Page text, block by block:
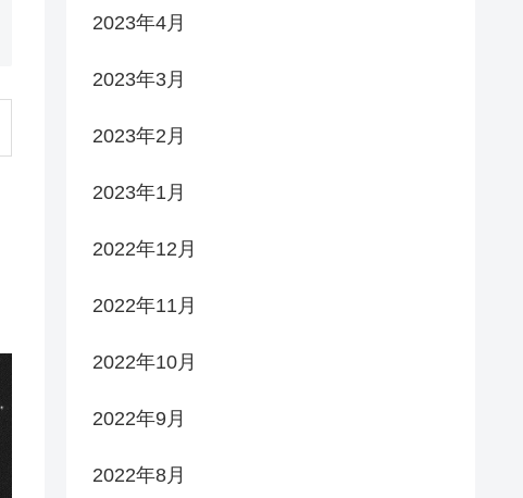
2023年4月
2023年3月
2023年2月
2023年1月
2022年12月
2022年11月
2022年10月
2022年9月
2022年8月